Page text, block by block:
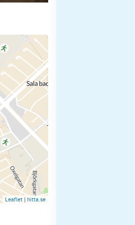
Leaflet | hitta.se